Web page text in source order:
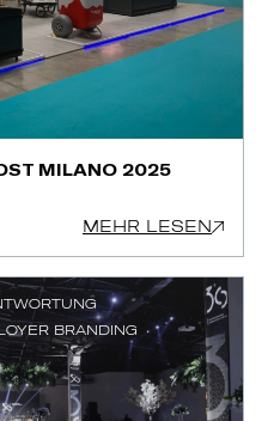
MILANO 2025
MEHR LESEN
BRANDING